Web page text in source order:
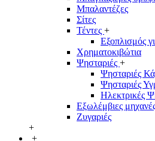
Μπαλαντέζες
Σίτες
Τέντες +
Εξοπλισμός
Χρηματοκιβώτια
Ψησταριές +
Ψησταριές
Ψησταριές
Ηλεκτρικές
Εξωλέμβιες
Ζυγαριές
+
+